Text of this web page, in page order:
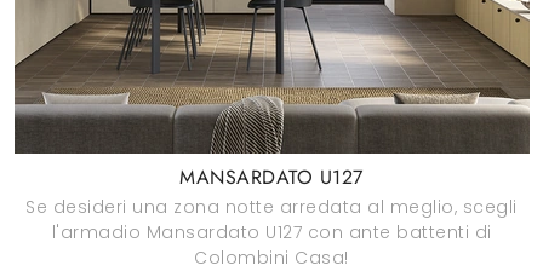
MANSARDATO U127
Se desideri una zona notte arredata al meglio, scegli
l'armadio Mansardato U127 con ante battenti di
Colombini Casa!